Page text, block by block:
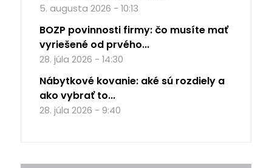
5. augusta 2026 - 10:13
BOZP povinnosti firmy: čo musíte mať
vyriešené od prvého...
28. júla 2026 - 14:30
Nábytkové kovanie: aké sú rozdiely a
ako vybrať to...
28. júla 2026 - 9:40